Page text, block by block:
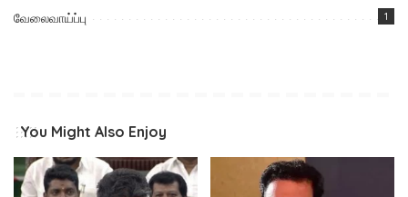
வேலைவாய்ப்பு 1
You Might Also Enjoy